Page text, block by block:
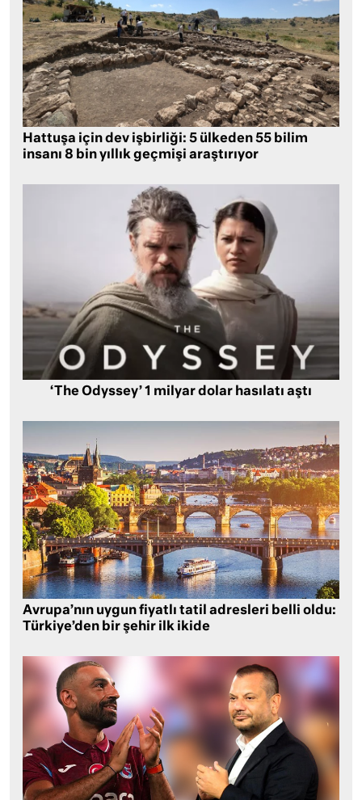
Hattuşa için dev işbirliği: 5 ülkeden 55 bilim
insanı 8 bin yıllık geçmişi araştırıyor
‘The Odyssey’ 1 milyar dolar hasılatı aştı
Avrupa’nın uygun fiyatlı tatil adresleri belli oldu:
Türkiye’den bir şehir ilk ikide